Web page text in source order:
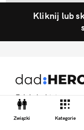
Związki Kategorie
Kliknij lub
Fajnie być tatą